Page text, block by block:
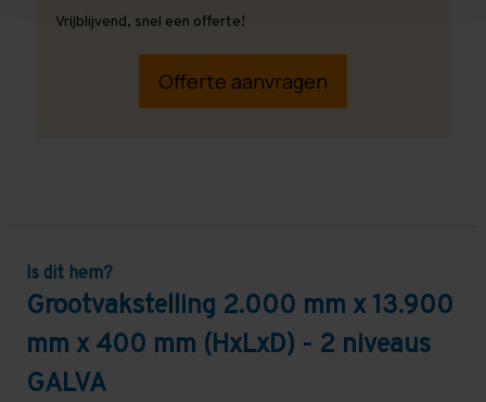
Vrijblijvend, snel een offerte!
Offerte aanvragen
Is dit hem?
Grootvakstelling 2.000 mm x 13.900
mm x 400 mm (HxLxD) - 2 niveaus
GALVA